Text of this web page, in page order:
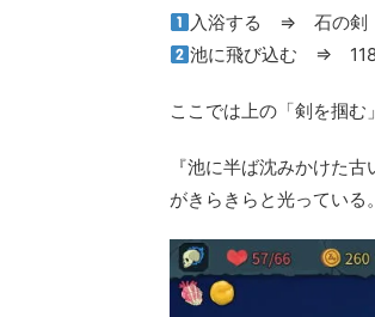
入浴する ⇒ 石の剣
池に飛び込む ⇒ 118
ここでは上の「剣を掴む
『池に半ば沈みかけた
がきらきらと光ってい